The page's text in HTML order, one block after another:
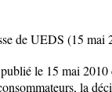
de UEDS (15 mai
le 15 mai
la